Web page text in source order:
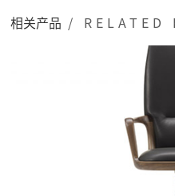
相关产品 / RELATED